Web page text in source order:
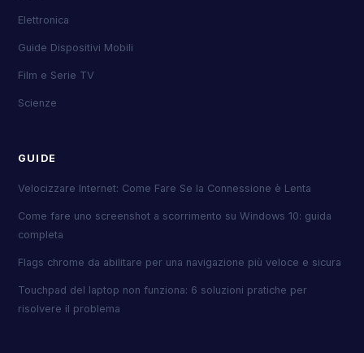
Elettronica
Guide Dispositivi Mobili
Film e Serie TV
Scienze
GUIDE
Velocizzare Internet: Come Fare Se la Connessione è Lenta
Come fare uno screenshot a scorrimento su Windows 10: guida
completa
Flags chrome da abilitare per una navigazione più veloce e sicura
Touchpad del laptop non funziona: 6 soluzioni pratiche per
risolvere il problema